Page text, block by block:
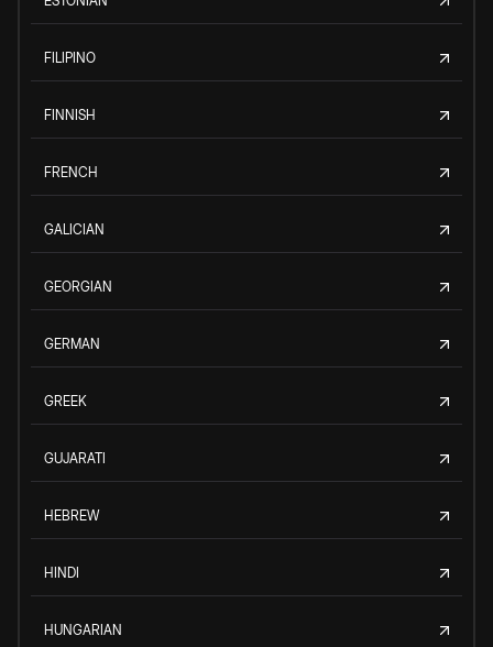
FILIPINO
FINNISH
FRENCH
GALICIAN
GEORGIAN
GERMAN
GREEK
GUJARATI
HEBREW
HINDI
HUNGARIAN